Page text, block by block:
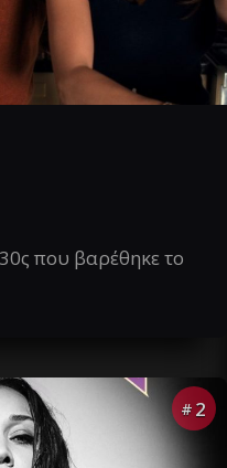
που βαρέθηκε το
# 2